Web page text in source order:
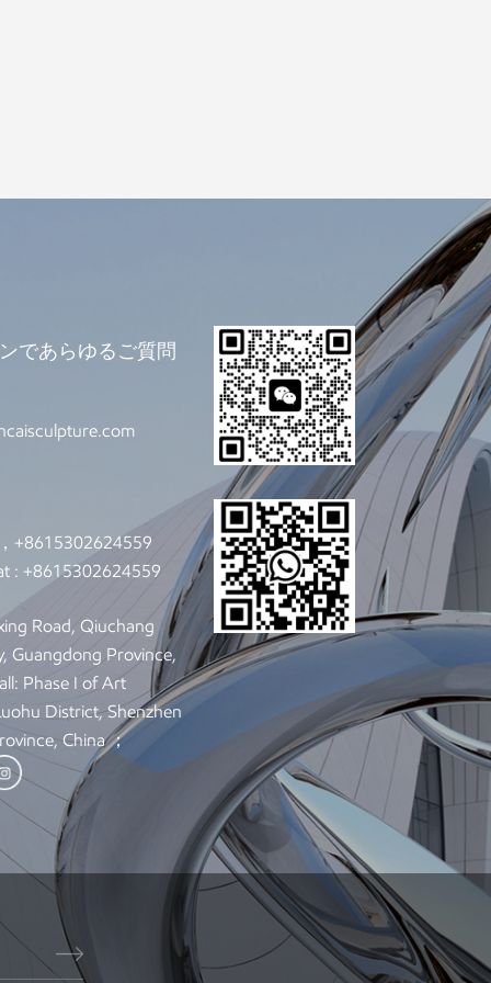
であらゆるご質問
+8615302624559
: +8615302624559
Road, Qiuchang
Guangdong Province,
Phase I of Art
District, Shenzhen
China ；